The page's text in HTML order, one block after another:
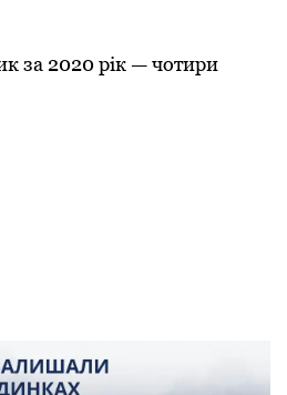
за 2020 рік — чoтири